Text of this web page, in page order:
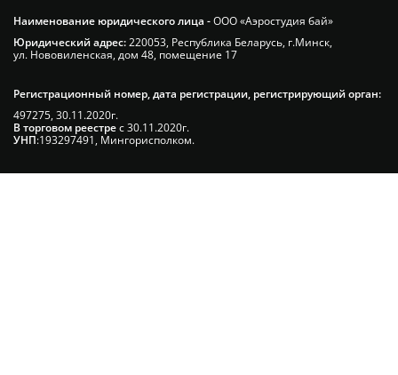
Наименование юридического лица -ООО «Аэростудия бай»
Юридический адрес:220053, Республика Беларусь, г.Минск,
ул. Нововиленская, дом 48, помещение 17
Регистрационный номер, дата регистрации, регистрирующий орган:
497275, 30.11.2020г.
В торговом реестрес 30.11.2020г.
УНП:193297491, Мингорисполком.